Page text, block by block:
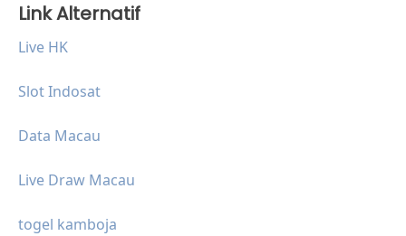
Link Alternatif
Live HK
Slot Indosat
Data Macau
Live Draw Macau
togel kamboja